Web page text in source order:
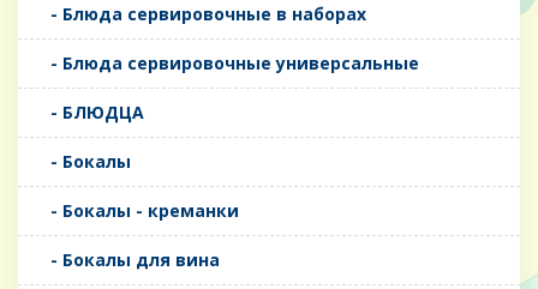
- Блюда сервировочные в наборах
- Блюда сервировочные универсальные
- БЛЮДЦА
- Бокалы
- Бокалы - креманки
- Бокалы для вина